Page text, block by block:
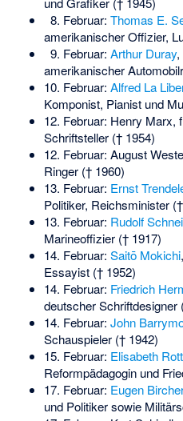
8. Februar: Thomas E.
amerikanischer Offizier,
9. Februar: Arthur Duray,
amerikanischer
10. Februar: Alfred La
Komponist, Pianist und
12. Februar: Henry Marx,
Schriftsteller († 1954)
12. Februar: August
Ringer († 1960)
13. Februar: Ernst
Politiker, Reichsminister
13. Februar: Rudolf
Marineoffizier († 1917)
14. Februar: Saitō Mokichi
Essayist († 1952)
14. Februar: Friedrich
deutscher Schriftdesigner
14. Februar: John
Schauspieler († 1942)
15. Februar: Elisabeth
Reformpädagogin und
17. Februar: Eugen Bircher
und Politiker sowie